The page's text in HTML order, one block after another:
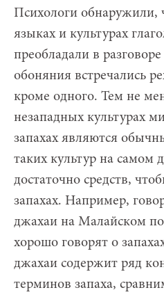
Психологи обнаружили,
языках и культурах
преобладали в
обоняния встречались
кроме одного. Тем не
незападных культурах
запахах являются
таких культур на самом
достаточно средств,
запахах. Например,
джахаи на Малайском
хорошо говорят о
джахаи содержит ряд
терминов запаха,